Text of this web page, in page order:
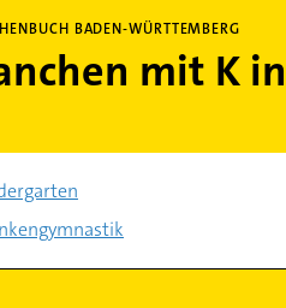
BADEN-WÜRTTEMBERG
mit K